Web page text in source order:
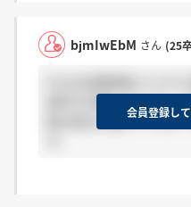
bjmIwEbM さん (25
選考を突破しました。
提出者は学歴フィルタ
会員登録し